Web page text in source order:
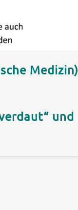
Medizin)
und